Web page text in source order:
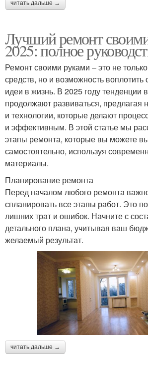
читать дальше →
Лучший ремонт
2025: полное
Ремонт своими руками – это не
средств, но и возможность воплотить
идеи в жизнь. В 2025 году тенденции
продолжают развиваться,
и технологии, которые делают
и эффективным. В этой статье мы
этапы ремонта, которые вы можете
самостоятельно, используя
материалы.
Планирование ремонта
Перед началом любого ремонта
спланировать все этапы работ. Это
лишних трат и ошибок. Начните с
детального плана, учитывая ваш
желаемый результат.
читать дальше →